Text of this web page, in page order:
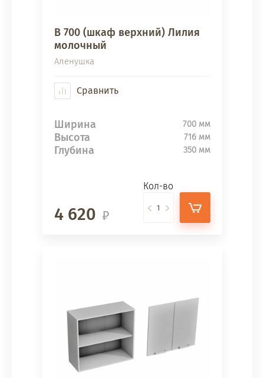
В 700 (шкаф верхний) Лилия
молочный
Аленушка
Сравнить
Ширина 700 мм
Высота 716 мм
Глубина 350 мм
4 620
Кол-во